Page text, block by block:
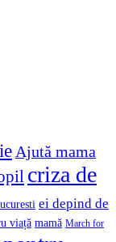
Ajută mama
criza de
ei depind de
viață mamă March for